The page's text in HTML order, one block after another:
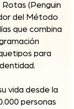
(Penguin
del Método
que combina
para
vida desde la
personas